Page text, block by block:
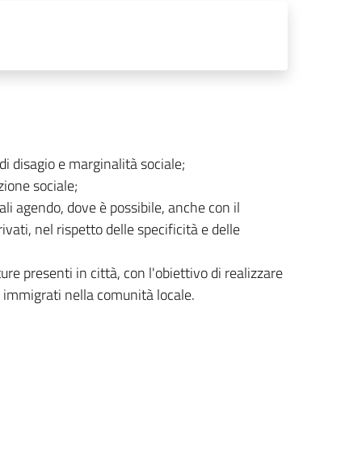
disagio e marginalità sociale;
sociale;
agendo, dove è possibile, anche con il
nel rispetto delle specificità e delle
presenti in città, con l'obiettivo di realizzare
nella comunità locale.